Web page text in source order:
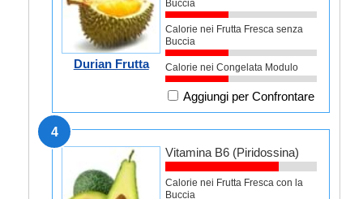
Durian Frutta
Buccia
Calorie nei Frutta Fresca senza
Buccia
Calorie nei Congelata Modulo
Aggiungi per Confrontare
4
Vitamina B6 (Piridossina)
Calorie nei Frutta Fresca con la
Buccia